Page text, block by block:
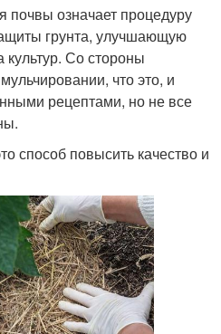
почвы означает процедуру
грунта, улучшающую
Со стороны
что это, и
рецептами, но не все
способ повысить качество и